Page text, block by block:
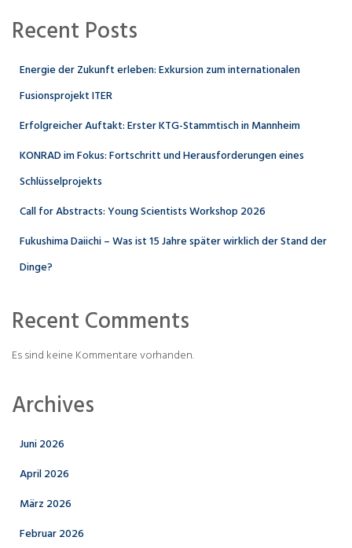
Recent Posts
Energie der Zukunft erleben: Exkursion zum internationalen
Fusionsprojekt ITER
Erfolgreicher Auftakt: Erster KTG-Stammtisch in Mannheim
KONRAD im Fokus: Fortschritt und Herausforderungen eines
Schlüsselprojekts
Call for Abstracts: Young Scientists Workshop 2026
Fukushima Daiichi – Was ist 15 Jahre später wirklich der Stand der
Dinge?
Recent Comments
Es sind keine Kommentare vorhanden.
Archives
Juni 2026
April 2026
März 2026
Februar 2026